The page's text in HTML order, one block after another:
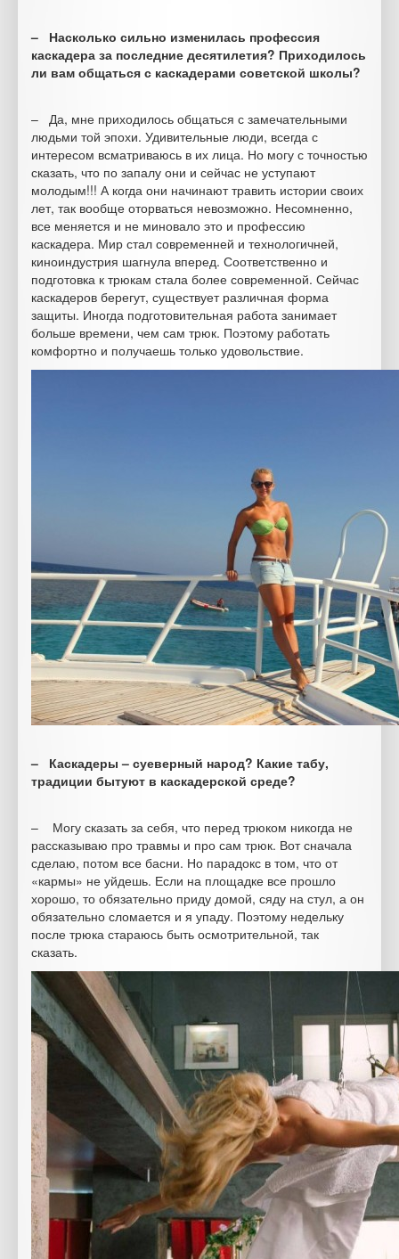
– Насколько сильно изменилась профессия
каскадера за последние десятилетия? Приходилось
ли вам общаться с каскадерами советской школы?
– Да, мне приходилось общаться с замечательными
людьми той эпохи. Удивительные люди, всегда с
интересом всматриваюсь в их лица. Но могу с точностью
сказать, что по запалу они и сейчас не уступают
молодым!!! А когда они начинают травить истории своих
лет, так вообще оторваться невозможно. Несомненно,
все меняется и не миновало это и профессию
каскадера. Мир стал современней и технологичней,
киноиндустрия шагнула вперед. Соответственно и
подготовка к трюкам стала более современной. Сейчас
каскадеров берегут, существует различная форма
защиты. Иногда подготовительная работа занимает
больше времени, чем сам трюк. Поэтому работать
комфортно и получаешь только удовольствие.
– Каскадеры – суеверный народ? Какие табу,
традиции бытуют в каскадерской среде?
– Могу сказать за себя, что перед трюком никогда не
рассказываю про травмы и про сам трюк. Вот сначала
сделаю, потом все басни. Но парадокс в том, что от
«кармы» не уйдешь. Если на площадке все прошло
хорошо, то обязательно приду домой, сяду на стул, а он
обязательно сломается и я упаду. Поэтому недельку
после трюка стараюсь быть осмотрительной, так
сказать.